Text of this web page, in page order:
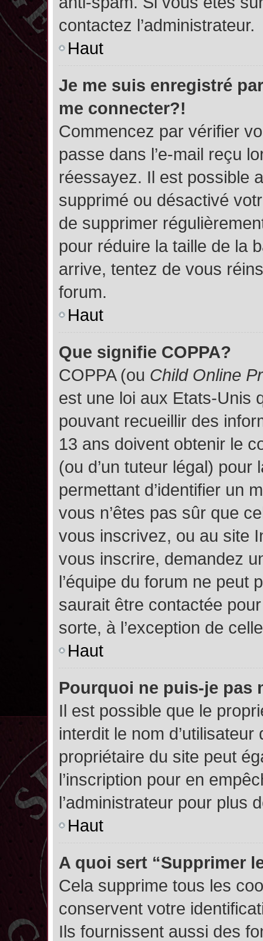
contactez l’administrateur.
Haut
Je me suis enregistré
me connecter?!
Commencez par vérifier
passe dans l’e-mail reçu
réessayez. Il est possible
supprimé ou désactivé
de supprimer
pour réduire la taille de la
arrive, tentez de vous
forum.
Haut
Que signifie COPPA?
COPPA (ou Child Online
est une loi aux Etats-Unis
pouvant recueillir des
13 ans doivent obtenir le
(ou d’un tuteur légal)
permettant d’identifier un
vous n’êtes pas sûr que
vous inscrivez, ou au site
vous inscrire, demandez
l’équipe du forum ne peut
saurait être contactée
sorte, à l’exception de
Haut
Pourquoi ne puis-je pas
Il est possible que le
interdit le nom
propriétaire du site peut
l’inscription pour en
l’administrateur pour plus
Haut
A quoi sert “Supprimer
Cela supprime tous les
conservent votre
Ils fournissent aussi des